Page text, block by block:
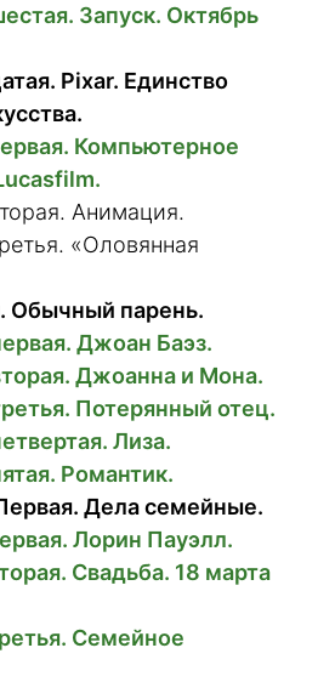
Запуск. Октябрь
Pixar. Единство
Компьютерное
Анимация.
«Оловянная
Обычный парень.
Джоан Баэз.
Джоанна и Мона.
Потерянный отец.
Лиза.
Романтик.
Дела семейные.
Лорин Пауэлл.
Свадьба. 18 марта
Семейное